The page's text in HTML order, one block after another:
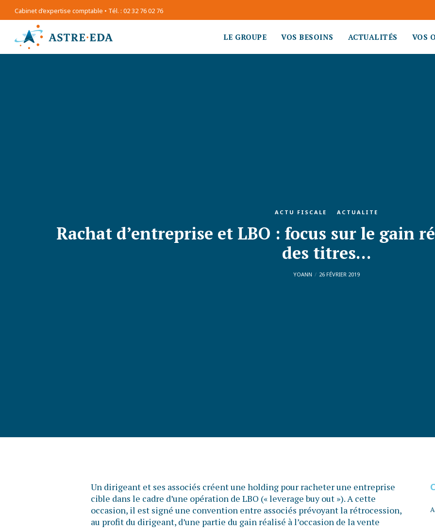
Cabinet d’expertise comptable • Tél. : 02 32 76 02 76
LE GROUPE VOS BESOINS ACTUALITÉS VOS
ACTU FISCALE ACTUALITE
Rachat d’entreprise et LBO : focus sur le gain
des titres…
YOANN 26 FÉVRIER 2019
Un dirigeant et ses associés créent une holding pour racheter une entreprise
cible dans le cadre d’une opération de LBO (« leverage buy out »). A cette
occasion, il est signé une convention entre associés prévoyant la rétrocession,
au profit du dirigeant, d’une partie du gain réalisé à l’occasion de la vente